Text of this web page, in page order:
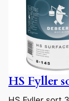
HS Fyller